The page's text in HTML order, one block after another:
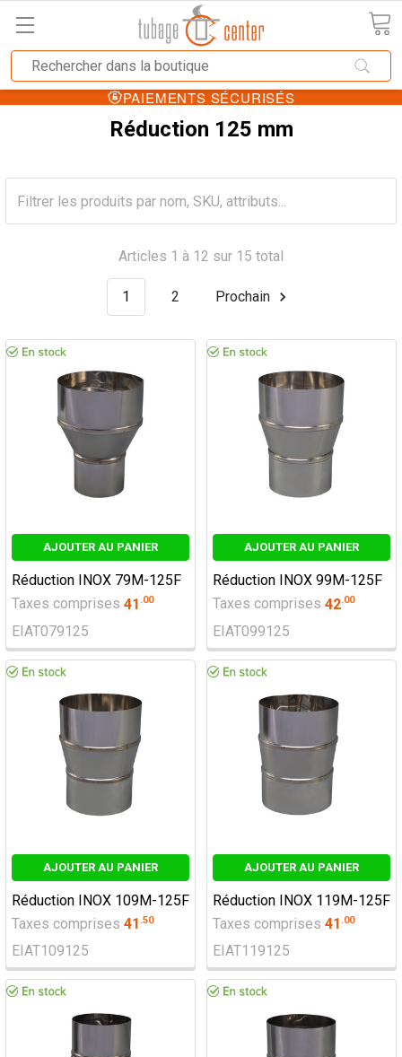
PAIEMENTS SÉCURISÉS
Réduction 125 mm
Articles 1 à 12 sur 15 total
1 2 Prochain
AJOUTER AU PANIER
Réduction INOX 79M-125F
Taxes comprises 41 .00
EIAT079125
AJOUTER AU PANIER
Réduction INOX 99M-125F
Taxes comprises 42.00
EIAT099125
AJOUTER AU PANIER
Réduction INOX 109M-125F
Taxes comprises 41 .50
EIAT109125
AJOUTER AU PANIER
Réduction INOX 119M-125F
Taxes comprises 41 .00
EIAT119125